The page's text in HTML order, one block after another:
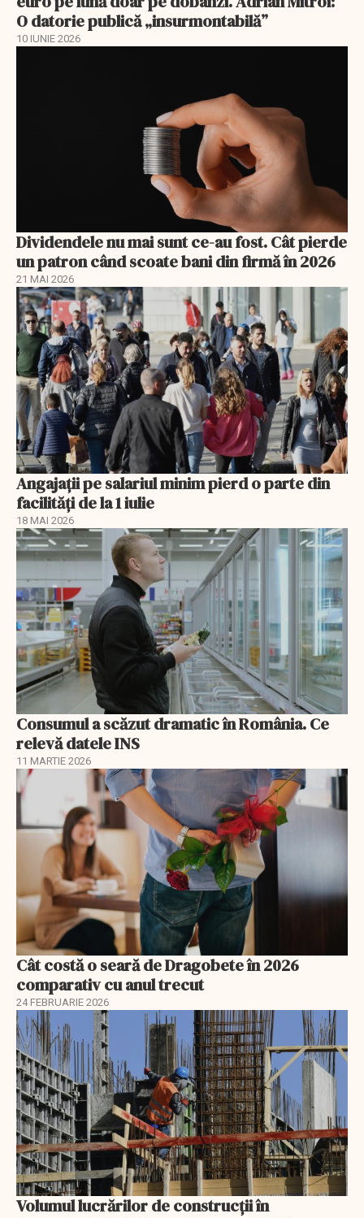
O datorie publică „insurmontabilă”
10 IUNIE 2026
Dividendele nu mai sunt ce-au fost. Cât pierde
un patron când scoate bani din firmă în 2026
21 MAI 2026
Angajații pe salariul minim pierd o parte din
facilități de la 1 iulie
18 MAI 2026
Consumul a scăzut dramatic în România. Ce
relevă datele INS
11 MARTIE 2026
Cât costă o seară de Dragobete în 2026
comparativ cu anul trecut
24 FEBRUARIE 2026
Volumul lucrărilor de construcții în